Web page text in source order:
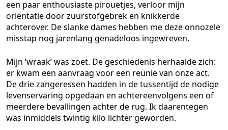
een paar enthousiaste pirouetjes, verloor mijn
oriëntatie door zuurstofgebrek en knikkerde
achterover. De slanke dames hebben me deze onnozele
misstap nog jarenlang genadeloos ingewreven.
Mijn ‘wraak’ was zoet. De geschiedenis herhaalde zich:
er kwam een aanvraag voor een reünie van onze act.
De drie zangeressen hadden in de tussentijd de nodige
levenservaring opgedaan en achtereenvolgens een of
meerdere bevallingen achter de rug. Ik daarentegen
was inmiddels twintig kilo lichter geworden.